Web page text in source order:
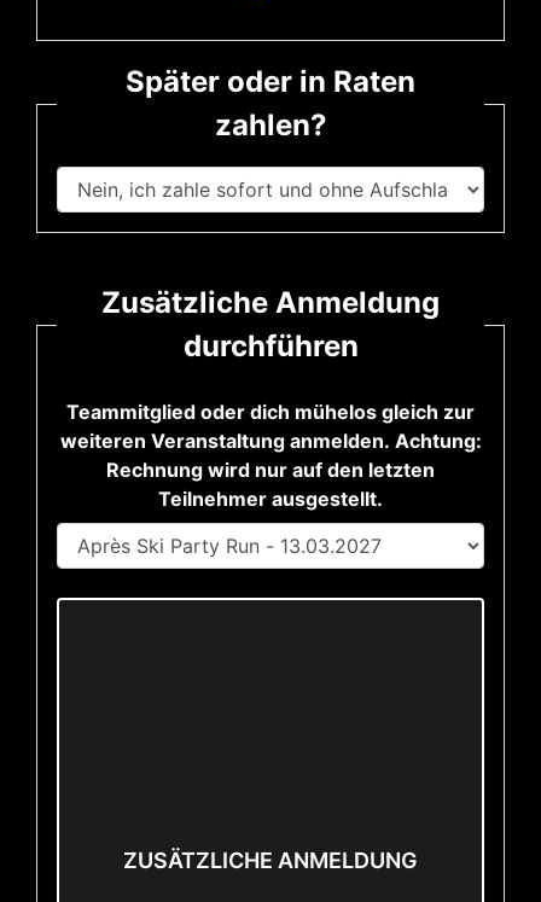
Später oder in Raten
zahlen?
Zusätzliche Anmeldung
durchführen
Teammitglied oder dich mühelos gleich zur
weiteren Veranstaltung anmelden. Achtung:
Rechnung wird nur auf den letzten
Teilnehmer ausgestellt.
ZUSÄTZLICHE ANMELDUNG